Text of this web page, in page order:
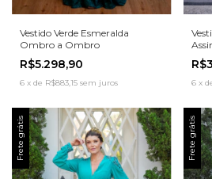
Vestido Verde Esmeralda
Ombro a Ombro
R$5.298,90
6 x de R$883,15 sem juros 6 x
Frete grátis Frete grátis